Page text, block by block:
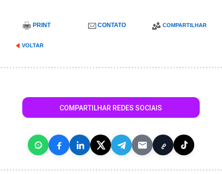
PRINT CONTATO COMPARTILHAR
VOLTAR
COMPARTILHAR REDES SOCIAIS